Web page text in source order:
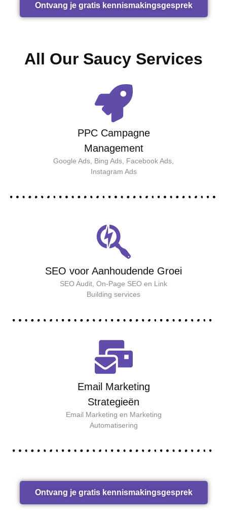
Ontvang je gratis kennismakingsgesprek
All Our Saucy Services
PPC Campagne
Management
Google Ads, Bing Ads, Facebook Ads,
Instagram Ads
SEO voor Aanhoudende Groei
SEO Audit, On-Page SEO en Link
Building services
Email Marketing
Strategieën
Email Marketing en Marketing
Automatisering
Ontvang je gratis kennismakingsgesprek